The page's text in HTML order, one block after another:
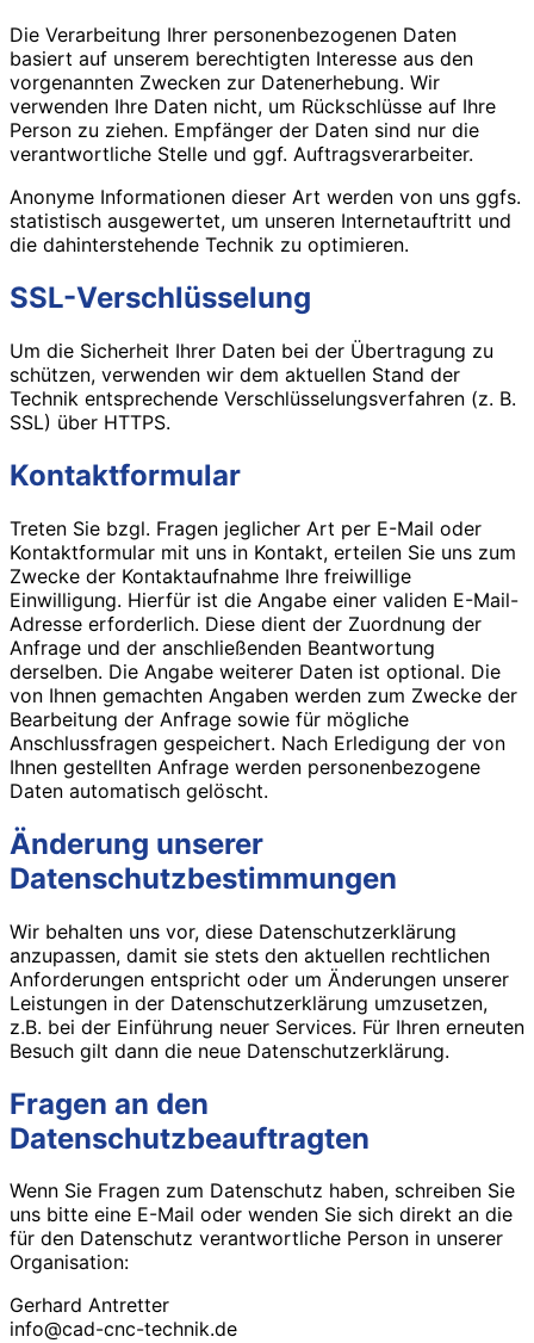
Die Verarbeitung Ihrer personenbezogenen Daten
basiert auf unserem berechtigten Interesse aus den
vorgenannten Zwecken zur Datenerhebung. Wir
verwenden Ihre Daten nicht, um Rückschlüsse auf Ihre
Person zu ziehen. Empfänger der Daten sind nur die
verantwortliche Stelle und ggf. Auftragsverarbeiter.
Anonyme Informationen dieser Art werden von uns ggfs.
statistisch ausgewertet, um unseren Internetauftritt und
die dahinterstehende Technik zu optimieren.
SSL-Verschlüsselung
Um die Sicherheit Ihrer Daten bei der Übertragung zu
schützen, verwenden wir dem aktuellen Stand der
Technik entsprechende Verschlüsselungsverfahren (z. B.
SSL) über HTTPS.
Kontaktformular
Treten Sie bzgl. Fragen jeglicher Art per E-Mail oder
Kontaktformular mit uns in Kontakt, erteilen Sie uns zum
Zwecke der Kontaktaufnahme Ihre freiwillige
Einwilligung. Hierfür ist die Angabe einer validen E-Mail-
Adresse erforderlich. Diese dient der Zuordnung der
Anfrage und der anschließenden Beantwortung
derselben. Die Angabe weiterer Daten ist optional. Die
von Ihnen gemachten Angaben werden zum Zwecke der
Bearbeitung der Anfrage sowie für mögliche
Anschlussfragen gespeichert. Nach Erledigung der von
Ihnen gestellten Anfrage werden personenbezogene
Daten automatisch gelöscht.
Änderung unserer
Datenschutzbestimmungen
Wir behalten uns vor, diese Datenschutzerklärung
anzupassen, damit sie stets den aktuellen rechtlichen
Anforderungen entspricht oder um Änderungen unserer
Leistungen in der Datenschutzerklärung umzusetzen,
z.B. bei der Einführung neuer Services. Für Ihren erneuten
Besuch gilt dann die neue Datenschutzerklärung.
Fragen an den
Datenschutzbeauftragten
Wenn Sie Fragen zum Datenschutz haben, schreiben Sie
uns bitte eine E-Mail oder wenden Sie sich direkt an die
für den Datenschutz verantwortliche Person in unserer
Organisation:
Gerhard Antretter
info@cad-cnc-technik.de